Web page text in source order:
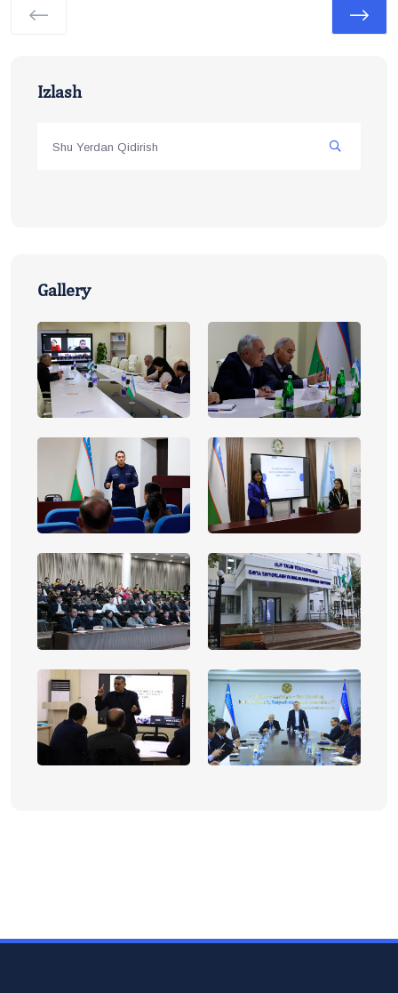
Izlash
Gallery